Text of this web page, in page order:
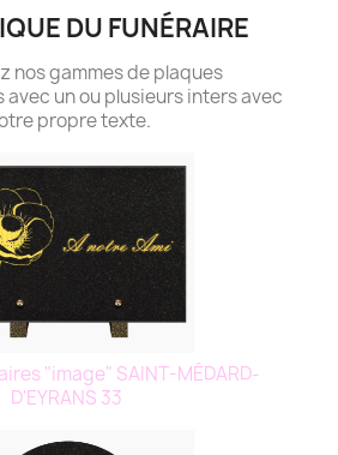
DU FUNÉRAIRE
nos gammes de plaques
avec un ou plusieurs inters avec
propre texte.
"image" SAINT-MÉDARD-
D'EYRANS 33